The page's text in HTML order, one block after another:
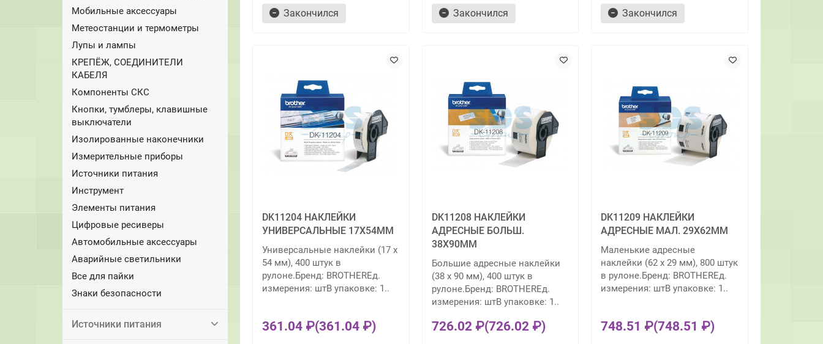
Мобильные аксессуары
Метеостанции и термометры
Лупы и лампы
КРЕПЁЖ, СОЕДИНИТЕЛИ
КАБЕЛЯ
Компоненты СКС
Кнопки, тумблеры, клавишные
выключатели
Изолированные наконечники
Измерительные приборы
Источники питания
Инструмент
Элементы питания
Цифровые ресиверы
Автомобильные аксессуары
Аварийные светильники
Все для пайки
Знаки безопасности
Источники питания
Закончился Закончился Закончился
DK11204 НАКЛЕЙКИ
УНИВЕРСАЛЬНЫЕ 17Х54ММ
Универсальные наклейки (17 x
54 мм), 400 штук в
рулоне.Бренд: BROTHERЕд.
измерения: штВ упаковке: 1..
361.04 ₽(361.04 ₽)
DK11208 НАКЛЕЙКИ
АДРЕСНЫЕ БОЛЬШ.
38Х90ММ
Большие адресные наклейки
(38 x 90 мм), 400 штук в
рулоне.Бренд: BROTHERЕд.
измерения: штВ упаковке: 1..
726.02 ₽(726.02 ₽)
DK11209 НАКЛЕЙКИ
АДРЕСНЫЕ МАЛ. 29Х62ММ
Маленькие адресные
наклейки (62 x 29 мм), 800 штук
в рулоне.Бренд: BROTHERЕд.
измерения: штВ упаковке: 1..
748.51 ₽(748.51 ₽)